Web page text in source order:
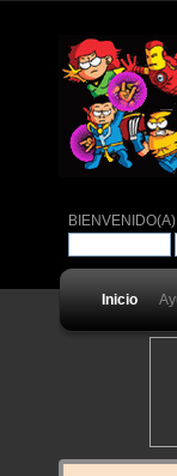
Inicio